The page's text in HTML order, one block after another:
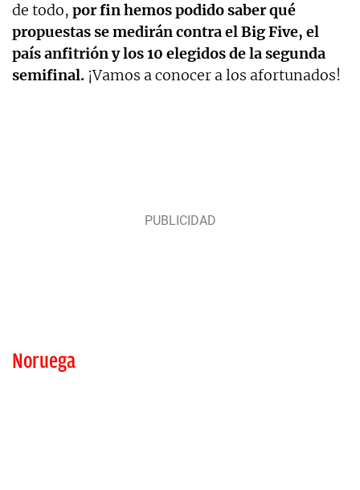
de todo, por fin hemos podido saber qué
propuestas se medirán contra el Big Five, el
país anfitrión y los 10 elegidos de la segunda
semifinal. ¡Vamos a conocer a los afortunados!
Noruega